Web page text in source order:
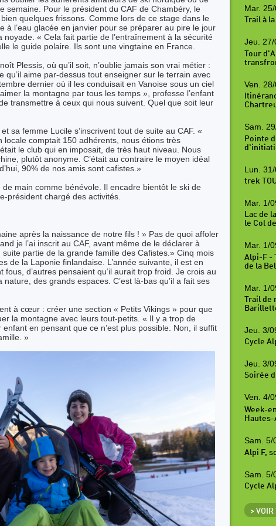
semaine. Pour le président du CAF de Chambéry, le
quelques frissons. Comme lors de ce stage dans le
à l’eau glacée en janvier pour se préparer au pire le jour
« Cela fait partie de l’entraînement à la sécurité
le guide polaire. Ils sont une vingtaine en France.
Plessis, où qu’il soit, n’oublie jamais son vrai métier :
qu’il aime par-dessus tout enseigner sur le terrain avec
dernier où il les conduisait en Vanoise sous un ciel
la montagne par tous les temps », professe l’enfant
transmettre à ceux qui nous suivent. Quel que soit leur
sa femme Lucile s’inscrivent tout de suite au CAF. «
locale comptait 150 adhérents, nous étions très
le club qui en imposait, de très haut niveau. Nous
plutôt anonyme. C’était au contraire le moyen idéal
90% de nos amis sont cafistes.»
main comme bénévole. Il encadre bientôt le ski de
président chargé des activités.
après la naissance de notre fils ! » Pas de quoi affoler
je l’ai inscrit au CAF, avant même de le déclarer à
suite partie de la grande famille des Cafistes.» Cinq mois
de la Laponie finlandaise. L’année suivante, il est en
d’autres pensaient qu’il aurait trop froid. Je crois au
des grands espaces. C’est là-bas qu’il a fait ses
à cœur : créer une section « Petits Vikings » pour que
la montagne avec leurs tout-petits. « Il y a trop de
en pensant que ce n’est plus possible. Non, il suffit
»
Mar.
Trail à
Jeu. 27/
Tour
Ven.
Sam.
Pointe
Lun.
trek
Mar. 1/
Lac de
le Col
Mar. 1/
Alpi-F -
de la
Mar. 1/
Trail
Jeu. 3/
Cycle
Jeu. 3/
Soirée
Ven. 4/
Week-
Sam. 5/
Alpi F,
Sam. 5/
Cycle
>